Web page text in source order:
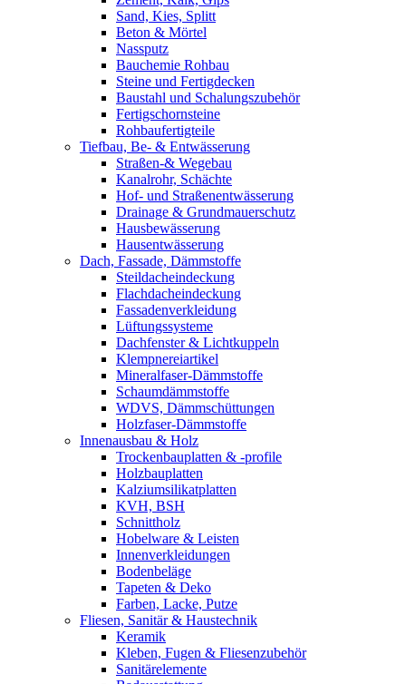
Sand, Kies, Splitt
Beton & Mörtel
Nassputz
Bauchemie Rohbau
Steine und Fertigdecken
Baustahl und Schalungszubehör
Fertigschornsteine
Rohbaufertigteile
Tiefbau, Be- & Entwässerung
Straßen-& Wegebau
Kanalrohr, Schächte
Hof- und Straßenentwässerung
Drainage & Grundmauerschutz
Hausbewässerung
Hausentwässerung
Dach, Fassade, Dämmstoffe
Steildacheindeckung
Flachdacheindeckung
Fassadenverkleidung
Lüftungssysteme
Dachfenster & Lichtkuppeln
Klempnereiartikel
Mineralfaser-Dämmstoffe
Schaumdämmstoffe
WDVS, Dämmschüttungen
Holzfaser-Dämmstoffe
Innenausbau & Holz
Trockenbauplatten & -profile
Holzbauplatten
Kalziumsilikatplatten
KVH, BSH
Schnittholz
Hobelware & Leisten
Innenverkleidungen
Bodenbeläge
Tapeten & Deko
Farben, Lacke, Putze
Fliesen, Sanitär & Haustechnik
Keramik
Kleben, Fugen & Fliesenzubehör
Sanitärelemente